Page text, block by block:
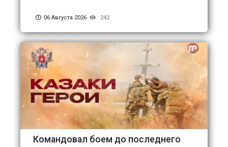
06 Августа 2026 242
Командовал боем до последнего